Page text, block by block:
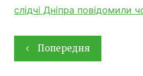
слідчі Дніпра повідомили
Навігація
записів
Попередня